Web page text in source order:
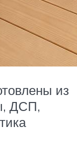
из
ДСП,